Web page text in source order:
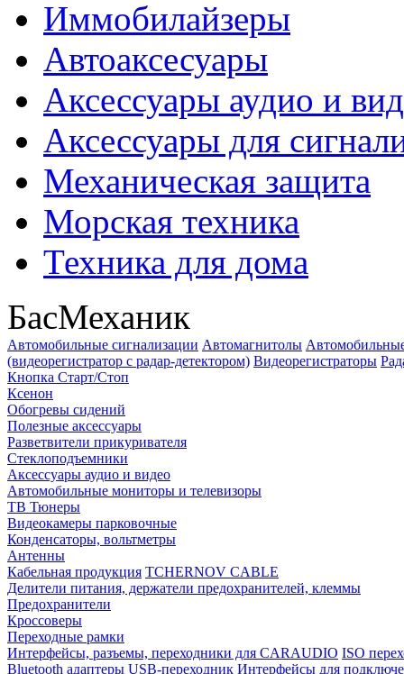
Иммобилайзеры
Автоаксесуары
Аксессуары аудио и
Аксессуары для
Механическая защита
Морская техника
Техника для дома
БасМеханик
Автомобильные сигнализации Автомагнитолы
(видеорегистратор с радар-детектором) Видеорегистраторы
Кнопка Старт/Стоп
Ксенон
Обогревы сидений
Полезные аксессуары
Разветвители прикуривателя
Стеклоподъемники
Аксессуары аудио и видео
Автомобильные мониторы и телевизоры
ТВ Тюнеры
Видеокамеры парковочные
Конденсаторы, вольтметры
Антенны
Кабельная продукция TCHERNOV CABLE
Делители питания, держатели предохранителей, клеммы
Предохранители
Кроссоверы
Переходные рамки
Интерфейсы, разъемы, переходники для CARAUDIO ISO
Bluetooth адаптеры USB-переходник Интерфейсы для